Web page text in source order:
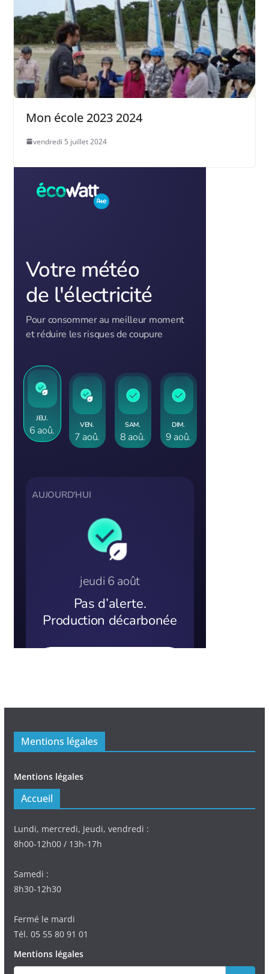
Mon école 2023 2024
vendredi 5 juillet 2024
Mentions légales
Mentions légales
Accueil
Lundi, mercredi, Jeudi, vendredi :
8h00-12h00 / 13h-17h
Samedi :
8h30-12h30
Fermé le mardi
Tél. 05 55 80 91 01
Mentions légales